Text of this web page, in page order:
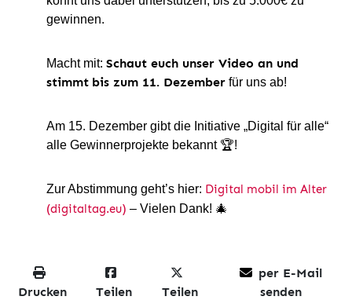
gewinnen.
Macht mit:Schaut euch unser Video an und
stimmt bis zum 11. Dezember für uns ab!
Am 15. Dezember gibt die Initiative „Digital für alle“
alle Gewinnerprojekte bekannt 🏆!
Zur Abstimmung geht’s hier: Digital mobil im Alter
(digitaltag.eu) – Vielen Dank! 🎄
Drucken Teilen Teilen
per E-Mail
senden